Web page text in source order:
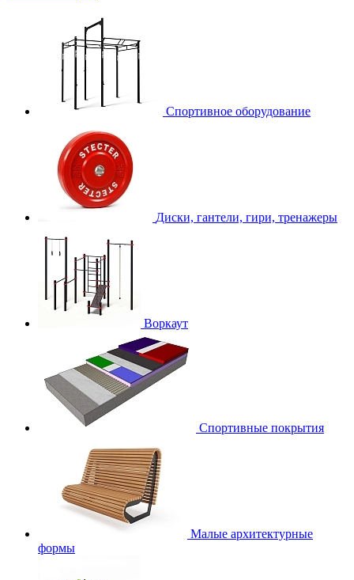
Спортивное оборудование
Диски, гантели, гири, тренажеры
Воркаут
Спортивные покрытия
Малые архитектурные
формы